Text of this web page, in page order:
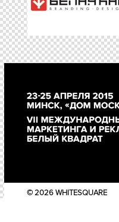
I7 МОБИЛЬНЫЕ
I7-03 работа
I7-05 работа «WWF
I8 ИНТЕРНЕТ-
I8-01 работа
I8-03 работа
© 2026 WHITESQUARE